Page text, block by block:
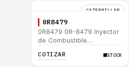
CATERPILLAR
0R8479
0R8479 0R-8479 Inyector
de Combustible
IT12B IT14F IT14B 910E
COTIZAR STOCK